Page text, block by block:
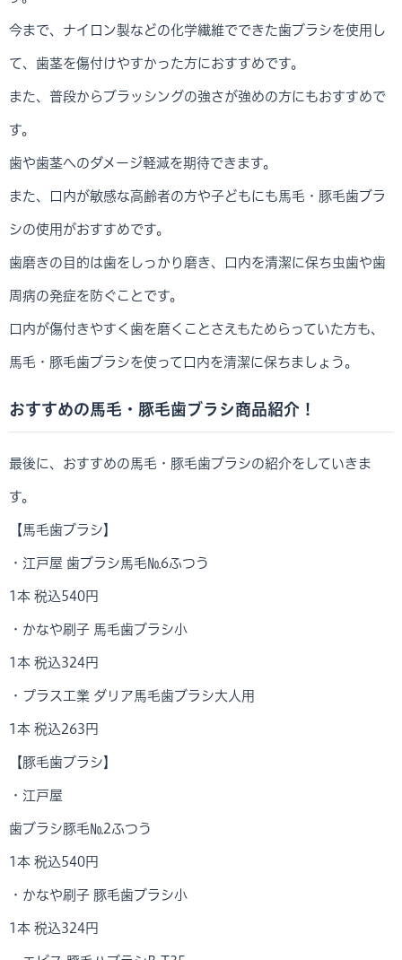
今まで、ナイロン製などの化学繊維でできた歯ブラシを使用し
て、歯茎を傷付けやすかった方におすすめです。
また、普段からブラッシングの強さが強めの方にもおすすめで
す。
歯や歯茎へのダメージ軽減を期待できます。
また、口内が敏感な高齢者の方や子どもにも馬毛・豚毛歯ブラ
シの使用がおすすめです。
歯磨きの目的は歯をしっかり磨き、口内を清潔に保ち虫歯や歯
周病の発症を防ぐことです。
口内が傷付きやすく歯を磨くことさえもためらっていた方も、
馬毛・豚毛歯ブラシを使って口内を清潔に保ちましょう。
おすすめの馬毛・豚毛歯ブラシ商品紹介！
最後に、おすすめの馬毛・豚毛歯ブラシの紹介をしていきま
す。
【馬毛歯ブラシ】
・江戸屋 歯ブラシ馬毛№6ふつう
1本 税込540円
・かなや刷子 馬毛歯ブラシ小
1本 税込324円
・プラス工業 ダリア馬毛歯ブラシ大人用
1本 税込263円
【豚毛歯ブラシ】
・江戸屋
歯ブラシ豚毛№2ふつう
1本 税込540円
・かなや刷子 豚毛歯ブラシ小
1本 税込324円